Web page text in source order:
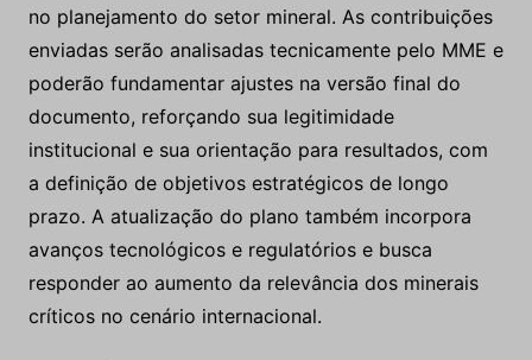
no planejamento do setor mineral. As contribuições
enviadas serão analisadas tecnicamente pelo MME e
poderão fundamentar ajustes na versão final do
documento, reforçando sua legitimidade
institucional e sua orientação para resultados, com
a definição de objetivos estratégicos de longo
prazo. A atualização do plano também incorpora
avanços tecnológicos e regulatórios e busca
responder ao aumento da relevância dos minerais
críticos no cenário internacional.